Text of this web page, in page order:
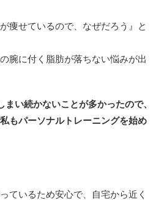
痩せているので、なぜだろう』と
腕に付く脂肪が落ちない悩みが出
い続かないことが多かったので、
もパーソナルトレーニングを始め
ているため安心で、自宅から近く